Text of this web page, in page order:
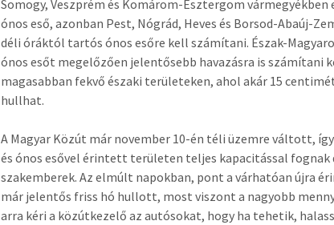
Somogy, Veszprém és Komárom-Esztergom
ónos eső, azonban Pest, Nógrád, Heves és Borsod-Abaúj-
déli óráktól tartós ónos esőre kell számítani. Észak-
ónos esőt megelőzően jelentősebb havazásra is számítani
magasabban fekvő északi területeken, ahol akár 15
hullhat.
A Magyar Közút már november 10-én téli üzemre váltott,
és ónos esővel érintett területen teljes kapacitással fognak
szakemberek. Az elmúlt napokban, pont a várhatóan újra
már jelentős friss hó hullott, most viszont a nagyobb
arra kéri a közútkezelő az autósokat, hogy ha tehetik,